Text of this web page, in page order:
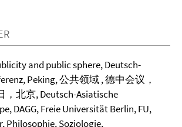
and public sphere, Deutsch-
Peking, 公共领域 , 德中会议，
，北京, Deutsch-Asiatische
DAGG, Freie Universität Berlin, FU,
Philosophie, Soziologie,